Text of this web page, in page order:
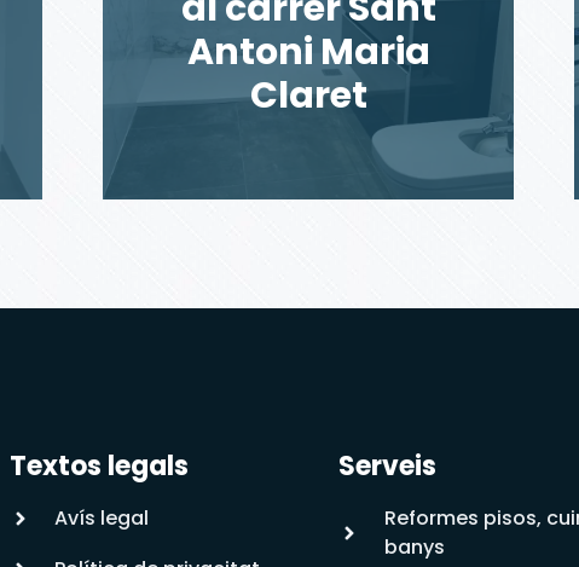
Antoni Maria
Claret
Textos legals
Avís legal
Serveis
Reformes pisos,
banys